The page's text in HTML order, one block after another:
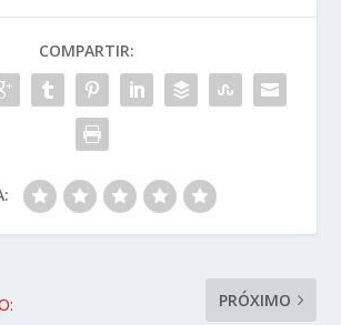
COMPARTIR:
PRÓXIMO